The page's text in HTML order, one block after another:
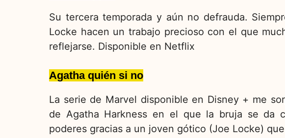
Su tercera temporada y aún no defrauda.
Locke hacen un trabajo precioso con el que
reflejarse. Disponible en Netflix
Agatha quién si no
La serie de Marvel disponible en Disney + me
de Agatha Harkness en el que la bruja se da
poderes gracias a un joven gótico (Joe Locke)